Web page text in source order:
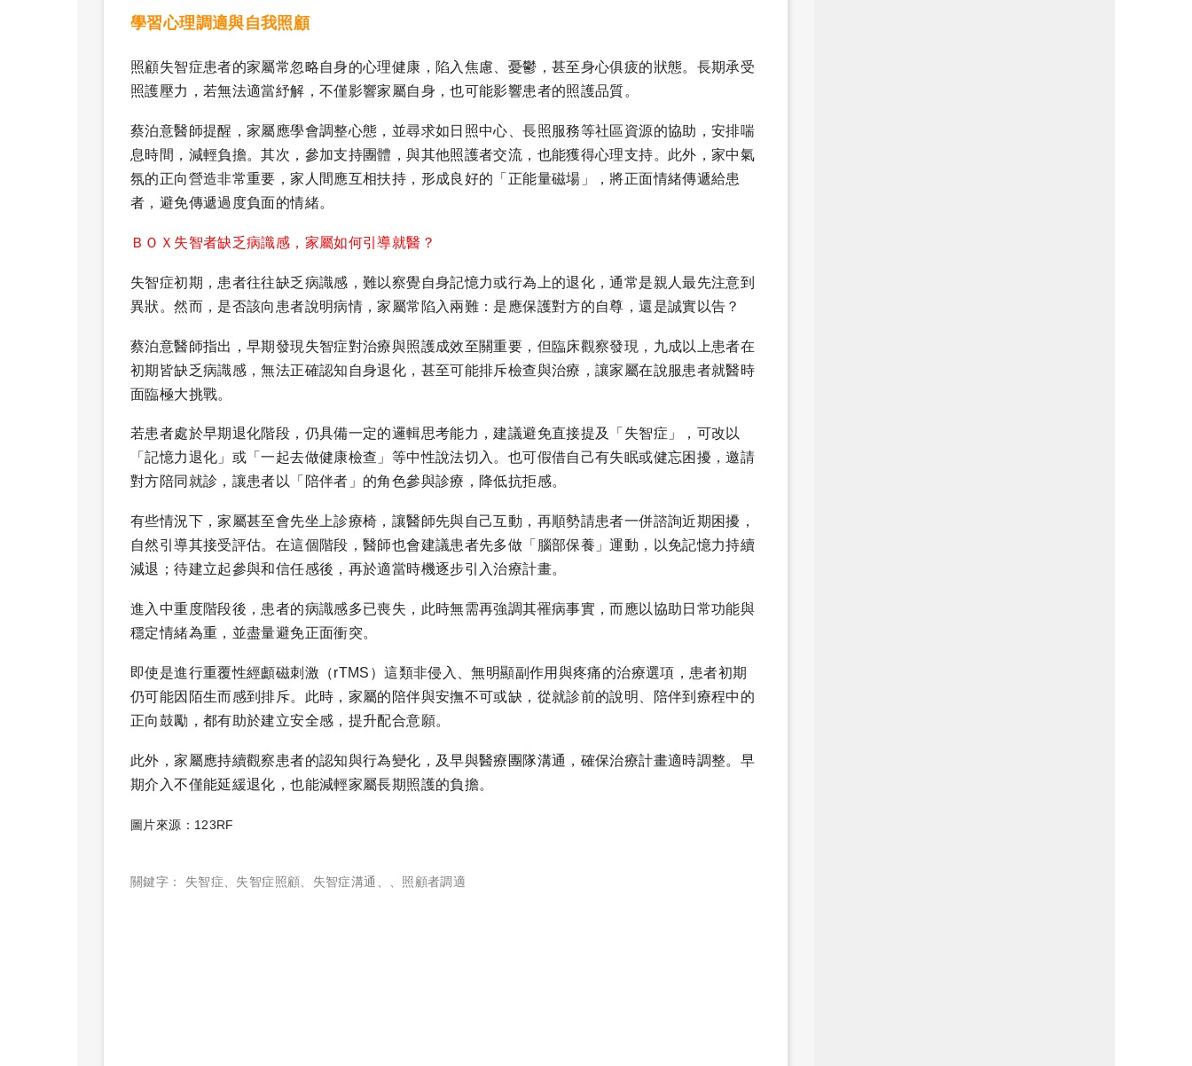
學習心理調適與自我照顧
照顧失智症患者的家屬常忽略自身的心理健康，陷入焦慮、憂鬱，甚至身心俱疲的狀態。長期承受
照護壓力，若無法適當紓解，不僅影響家屬自身，也可能影響患者的照護品質。
蔡泊意醫師提醒，家屬應學會調整心態，並尋求如日照中心、長照服務等社區資源的協助，安排喘
息時間，減輕負擔。其次，參加支持團體，與其他照護者交流，也能獲得心理支持。此外，家中氣
氛的正向營造非常重要，家人間應互相扶持，形成良好的「正能量磁場」，將正面情緒傳遞給患
者，避免傳遞過度負面的情緒。
ＢＯＸ失智者缺乏病識感，家屬如何引導就醫？
失智症初期，患者往往缺乏病識感，難以察覺自身記憶力或行為上的退化，通常是親人最先注意到
異狀。然而，是否該向患者說明病情，家屬常陷入兩難：是應保護對方的自尊，還是誠實以告？
蔡泊意醫師指出，早期發現失智症對治療與照護成效至關重要，但臨床觀察發現，九成以上患者在
初期皆缺乏病識感，無法正確認知自身退化，甚至可能排斥檢查與治療，讓家屬在說服患者就醫時
面臨極大挑戰。
若患者處於早期退化階段，仍具備一定的邏輯思考能力，建議避免直接提及「失智症」，可改以
「記憶力退化」或「一起去做健康檢查」等中性說法切入。也可假借自己有失眠或健忘困擾，邀請
對方陪同就診，讓患者以「陪伴者」的角色參與診療，降低抗拒感。
有些情況下，家屬甚至會先坐上診療椅，讓醫師先與自己互動，再順勢請患者一併諮詢近期困擾，
自然引導其接受評估。在這個階段，醫師也會建議患者先多做「腦部保養」運動，以免記憶力持續
減退；待建立起參與和信任感後，再於適當時機逐步引入治療計畫。
進入中重度階段後，患者的病識感多已喪失，此時無需再強調其罹病事實，而應以協助日常功能與
穩定情緒為重，並盡量避免正面衝突。
即使是進行重覆性經顱磁刺激（rTMS）這類非侵入、無明顯副作用與疼痛的治療選項，患者初期
仍可能因陌生而感到排斥。此時，家屬的陪伴與安撫不可或缺，從就診前的說明、陪伴到療程中的
正向鼓勵，都有助於建立安全感，提升配合意願。
此外，家屬應持續觀察患者的認知與行為變化，及早與醫療團隊溝通，確保治療計畫適時調整。早
期介入不僅能延緩退化，也能減輕家屬長期照護的負擔。
圖片來源：123RF
關鍵字： 失智症 失智症照顧 失智症溝通 照顧者調適